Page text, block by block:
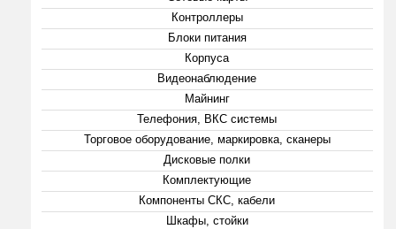
Контроллеры
Блоки питания
Корпуса
Видеонаблюдение
Майнинг
Телефония, ВКС системы
Торговое оборудование, маркировка, сканеры
Дисковые полки
Комплектующие
Компоненты СКС, кабели
Шкафы, стойки